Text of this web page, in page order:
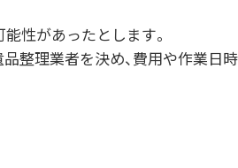
性があったとします。
整理業者を決め、費用や作業日